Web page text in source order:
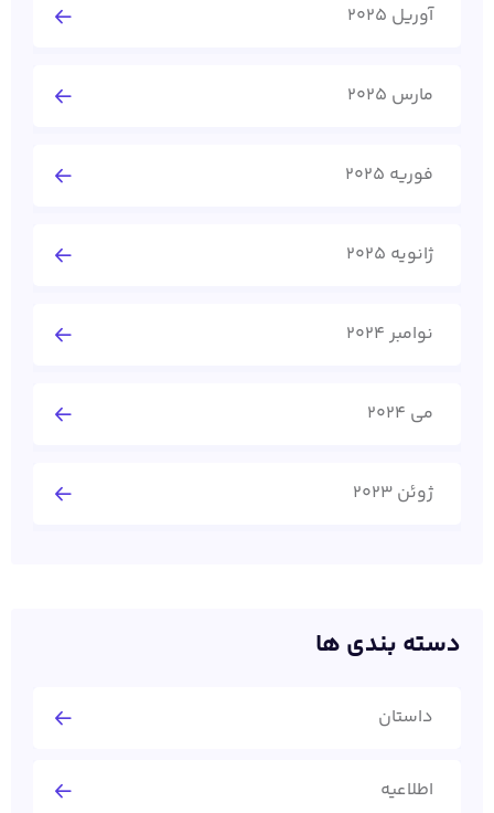
آوریل 2025
مارس 2025
فوریه 2025
ژانویه 2025
نوامبر 2024
می 2024
ژوئن 2023
دسته بندی ها
داستان
اطلاعیه